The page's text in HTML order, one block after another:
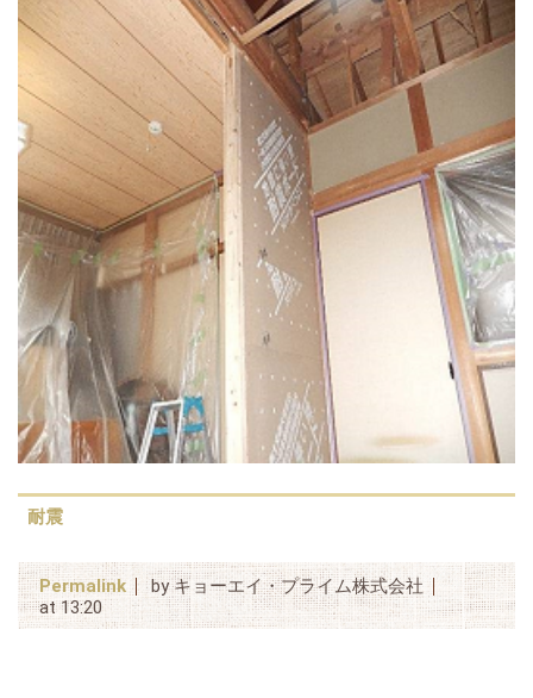
耐震
Permalink
by キョーエイ・プライム株式会社
at 13:20